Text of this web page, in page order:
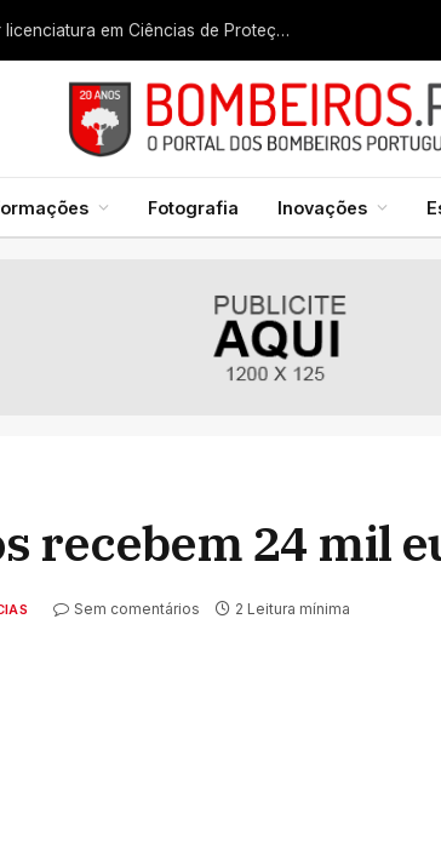
Liga dos Bombeiros quer fazer nascer licenciatura em Ciências de Proteção Civil e Bombeiros
Fotografia Inovações
recebem 24 mil
Sem comentários 2 Leitura mínima